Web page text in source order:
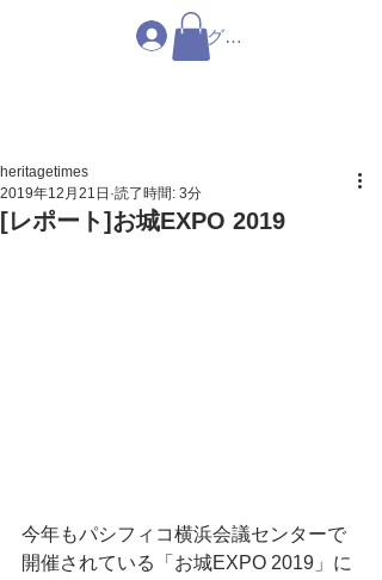
ログイン
[レポート]お城EXPO 2019
heritagetimes
2019年12月21日 読了時間: 3分
今年もパシフィコ横浜会議センターで
開催されている「お城EXPO 2019」に